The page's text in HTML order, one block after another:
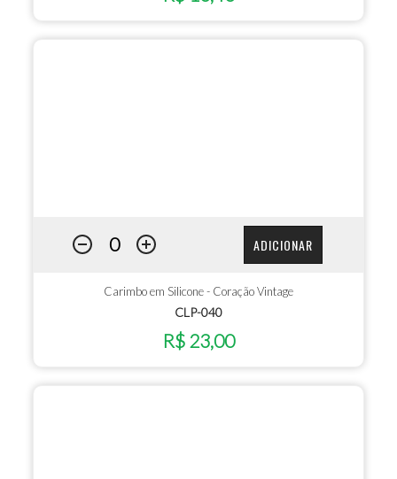
ADICIONAR
Carimbo em Silicone - Coração Vintage
CLP-040
R$ 23,00